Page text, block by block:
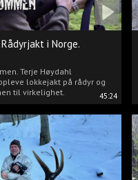
45:24
i Norge.
Terje Høydahl
lokkejakt på rådyr og
til virkelighet.